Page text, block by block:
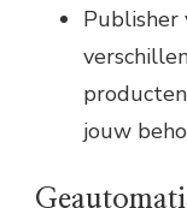
jouw